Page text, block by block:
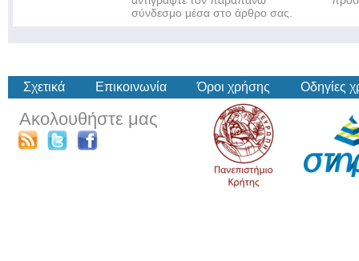
σύνδεσμο μέσα στο άρθρο σας.
Σχετικά Επικοινωνία Όροι χρήσης Οδηγίες
Ακολουθήστε μας